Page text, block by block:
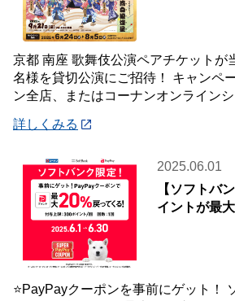
京都 南座 歌舞伎公演ペアチケットが
名様を貸切公演にご招待！ キャンペーン期間中にコーナ
ン全店、またはコーナンオンライン
詳しくみる
2025.06.01
【ソフトバ
イントが最
⭐PayPayクーポンを事前にゲット！ ソフトバンク限定で